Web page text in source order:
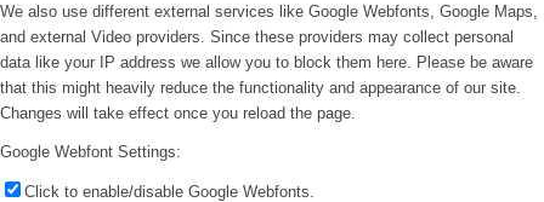
We also use different external services like Google Webfonts, Google Maps,
and external Video providers. Since these providers may collect personal
data like your IP address we allow you to block them here. Please be aware
that this might heavily reduce the functionality and appearance of our site.
Changes will take effect once you reload the page.
Google Webfont Settings:
Click to enable/disable Google Webfonts.